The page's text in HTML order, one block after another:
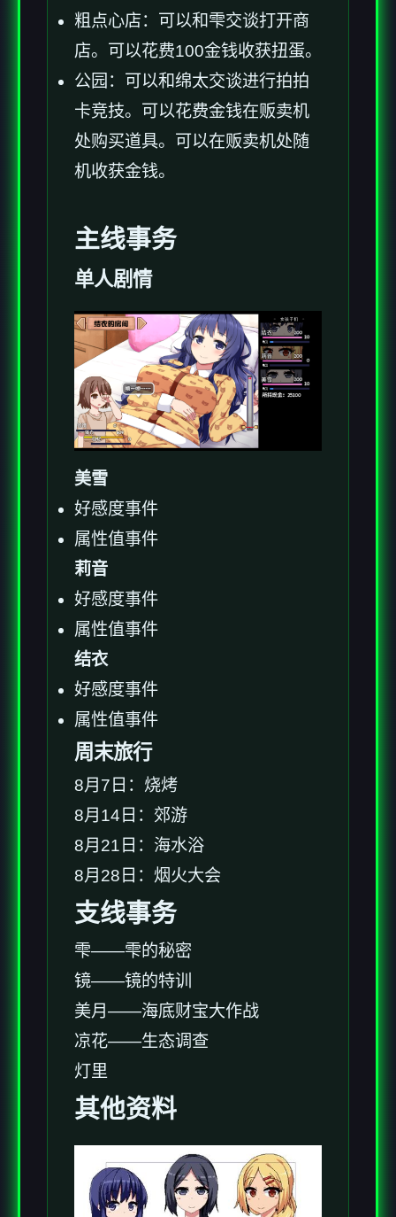
粗点心店：可以和雫交谈打开商
店。可以花费100金钱收获扭蛋。
公园：可以和绵太交谈进行拍拍
卡竞技。可以花费金钱在贩卖机
处购买道具。可以在贩卖机处随
机收获金钱。
主线事务
单人剧情
美雪
好感度事件
属性值事件
莉音
好感度事件
属性值事件
结衣
好感度事件
属性值事件
周末旅行
8月7日：烧烤
8月14日：郊游
8月21日：海水浴
8月28日：烟火大会
支线事务
雫——雫的秘密
镜——镜的特训
美月——海底财宝大作战
凉花——生态调查
灯里
其他资料